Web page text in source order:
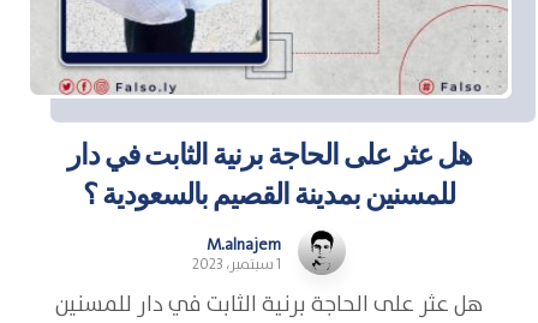
هل عثر على الحاجة برنية الثابت في دار
للمسنين بمدينة القصيم بالسعودية ؟
M.alnajem
1 سبتمبر، 2023
هل عثر على الحاجة برنية الثابت في دار للمسنين